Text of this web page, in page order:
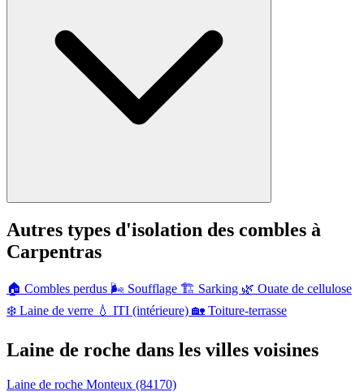
Autres types d'isolation des combles à
Carpentras
🏠 Combles perdus 🌬️ Soufflage 🏗️ Sarking 🌿 Ouate de cellulose
❄️ Laine de verre 💧 ITI (intérieure) 🏡 Toiture-terrasse
Laine de roche dans les villes voisines
Laine de roche Monteux (84170)